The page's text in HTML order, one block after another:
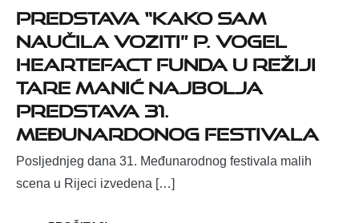
Predstava “Kako sam
naučila voziti” P. Vogel
Heartefact funda u režiji
Tare Manić najbolja
predstava 31.
međunardonog festivala
Posljednjeg dana 31. Međunarodnog festivala malih
scena u Rijeci izvedena […]